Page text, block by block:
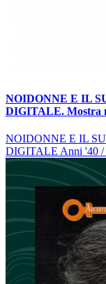
NOIDONNE E IL
DIGITALE. Mostra
NOIDONNE E IL
DIGITALE Anni '40 /